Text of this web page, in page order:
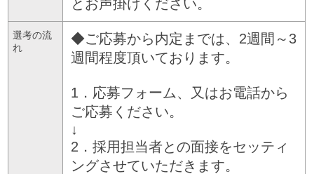
とお声掛けください。
選考の流
れ
◆ご応募から内定までは、2週間～3
週間程度頂いております。
1．応募フォーム、又はお電話から
ご応募ください。
↓
2．採用担当者との面接をセッティ
ングさせていただきます。